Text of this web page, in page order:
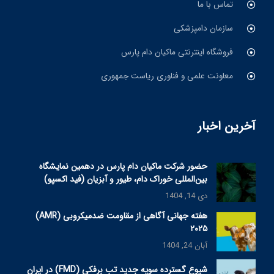
تماس با ما
سازمان دامپزشکی
فروشگاه اینترنتی ماکیان دام پارس
معاونت علمی و فناوری ریاست جمهوری
آخرین اخبار
حضور شرکت ماکیان دام پارس در دهمین نمایشگاه
بین‌المللی خوراک دام، طیور و آبزیان (فید اکسپو)
دی 14, 1404
هفته جهانی آگاهی از مقاومت ضدمیکروبی (AMR)
۲۰۲۵
آبان 24, 1404
شیوع گسترده سویه جدید تب برفکی (FMD) در ایران